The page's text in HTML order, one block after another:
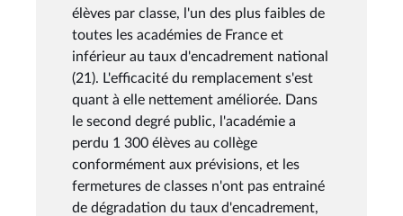
élèves par classe, l'un des plus faibles de
toutes les académies de France et
inférieur au taux d'encadrement national
(21). L'efficacité du remplacement s'est
quant à elle nettement améliorée. Dans
le second degré public, l'académie a
perdu 1 300 élèves au collège
conformément aux prévisions, et les
fermetures de classes n'ont pas entrainé
de dégradation du taux d'encadrement,